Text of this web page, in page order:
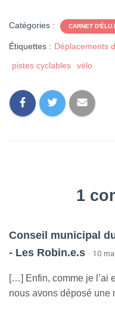
Catégories : CARNET
Étiquettes : Déplacements
pistes cyclables
vélo
1
Conseil municipal
- Les Robin.e.s · 10
[…] Enfin, comme je l’ai
nous avons déposé